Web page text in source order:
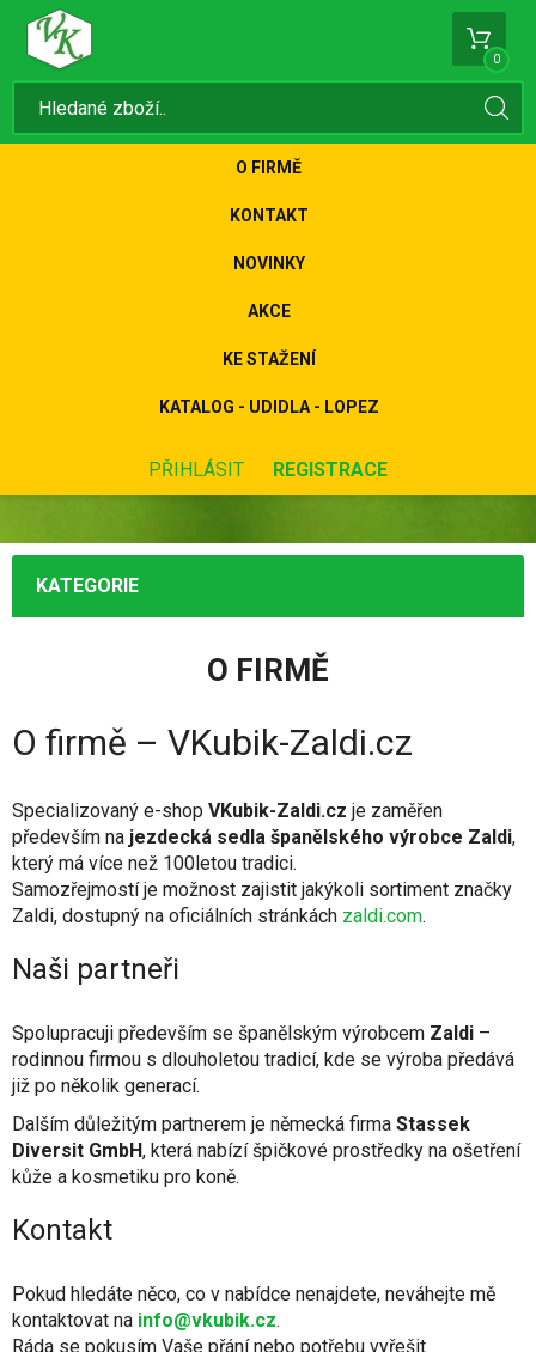
0
O FIRMĚ
KONTAKT
NOVINKY
AKCE
KE STAŽENÍ
KATALOG - UDIDLA - LOPEZ
PŘIHLÁSIT REGISTRACE
KATEGORIE
O FIRMĚ
O firmě – VKubik-Zaldi.cz
Specializovaný e-shop VKubik-Zaldi.cz je zaměřen
především na jezdecká sedla španělského výrobce Zaldi,
který má více než 100letou tradici.
Samozřejmostí je možnost zajistit jakýkoli sortiment značky
Zaldi, dostupný na oficiálních stránkách zaldi.com.
Naši partneři
Spolupracuji především se španělským výrobcem Zaldi –
rodinnou firmou s dlouholetou tradicí, kde se výroba předává
již po několik generací.
Dalším důležitým partnerem je německá firma Stassek
Diversit GmbH, která nabízí špičkové prostředky na ošetření
kůže a kosmetiku pro koně.
Kontakt
Pokud hledáte něco, co v nabídce nenajdete, neváhejte mě
kontaktovat na info@vkubik.cz.
Ráda se pokusím Vaše přání nebo potřebu vyřešit.